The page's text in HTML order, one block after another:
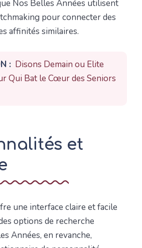
Nos Belles Années utilisent
pour connecter des
affinités similaires.
: Disons Demain ou Elite
Qui Bat le Cœur des Seniors
et
une interface claire et facile
options de recherche
Années, en revanche,